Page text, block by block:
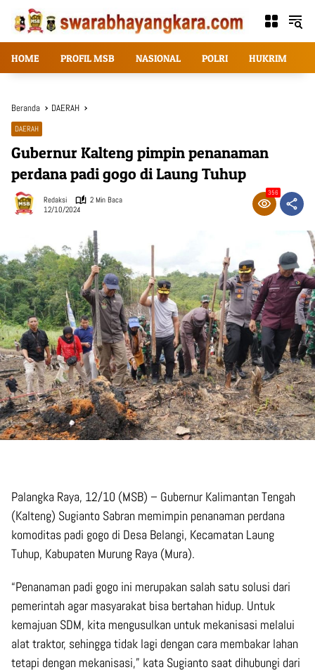
Langsung
konten
HOME PROFIL MSB NASIONAL POLRI HUKRIM
Beranda DAERAH
DAERAH
Gubernur Kalteng pimpin penanaman
perdana padi gogo di Laung Tuhup
Redaksi
2 Min Baca
12/10/2024
356
Palangka Raya, 12/10 (MSB) – Gubernur Kalimantan Tengah
(Kalteng) Sugianto Sabran memimpin penanaman perdana
komoditas padi gogo di Desa Belangi, Kecamatan Laung
Tuhup, Kabupaten Murung Raya (Mura).
“Penanaman padi gogo ini merupakan salah satu solusi dari
pemerintah agar masyarakat bisa bertahan hidup. Untuk
kemajuan SDM, kita mengusulkan untuk mekanisasi melalui
alat traktor, sehingga tidak lagi dengan cara membakar lahan
tetapi dengan mekanisasi,” kata Sugianto saat dihubungi dari